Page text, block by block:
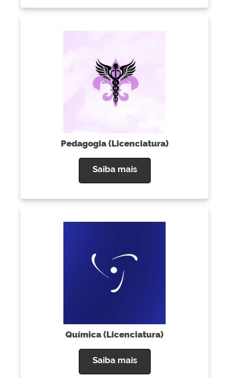
Pedagogia (Licenciatura)
Saiba mais
Química (Licenciatura)
Saiba mais